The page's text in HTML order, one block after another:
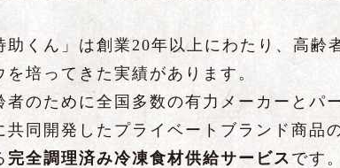
助くん」は創業20年以上にわたり、高齢
を培ってきた実績があります。
者のために全国多数の有力メーカーとパ
共同開発したプライベートブランド商品
完全調理済み冷凍食材供給サービス です。